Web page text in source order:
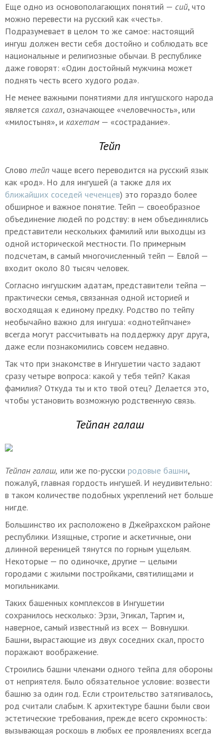
Еще одно из основополагающих понятий — сий, что
можно перевести на русский как «честь».
Подразумевает в целом то же самое: настоящий
ингуш должен вести себя достойно и соблюдать все
национальные и религиозные обычаи. В республике
даже говорят: «Один достойный мужчина может
поднять честь всего худого рода».
Не менее важными понятиями для ингушского народа
является сахал, означающее «человечность», или
«милостыня», и кахетам — «сострадание».
Тейп
Слово тейп чаще всего переводится на русский язык
как «род». Но для ингушей (а также для их
ближайших соседей чеченцев) это гораздо более
обширное и важное понятие. Тейп — своеобразное
объединение людей по родству: в нем объединялись
представители нескольких фамилий или выходцы из
одной исторической местности. По примерным
подсчетам, в самый многочисленный тейп — Евлой —
входит около 80 тысяч человек.
Согласно ингушским адатам, представители тейпа —
практически семья, связанная одной историей и
восходящая к единому предку. Родство по тейпу
необычайно важно для ингуша: «однотейпчане»
всегда могут рассчитывать на поддержку друг друга,
даже если познакомились совсем недавно.
Так что при знакомстве в Ингушетии часто задают
сразу четыре вопроса: какой у тебя тейп? Какая
фамилия? Откуда ты и кто твой отец? Делается это,
чтобы установить возможную родственную связь.
Тейпан галаш
Тейпан галаш, или же по-русски родовые башни,
пожалуй, главная гордость ингушей. И неудивительно:
в таком количестве подобных укреплений нет больше
нигде.
Большинство их расположено в Джейрахском районе
республики. Изящные, строгие и аскетичные, они
длинной вереницей тянутся по горным ущельям.
Некоторые — по одиночке, другие — целыми
городами с жилыми постройками, святилищами и
могильниками.
Таких башенных комплексов в Ингушетии
сохранилось несколько: Эрзи, Эгикал, Таргим и,
наверное, самый известный из всех — Вовнушки.
Башни, вырастающие из двух соседних скал, просто
поражают воображение.
Строились башни членами одного тейпа для обороны
от неприятеля. Было обязательное условие: возвести
башню за один год. Если строительство затягивалось,
род считали слабым. К архитектуре башни были свои
эстетические требования, прежде всего скромность:
вызывающая роскошь в любых ее проявлениях всегда